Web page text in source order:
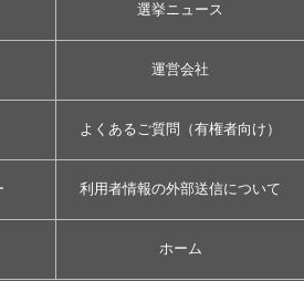
選挙ニュース
運営会社
よくあるご質問（有権者向け）
利用者情報の外部送信について
ホーム